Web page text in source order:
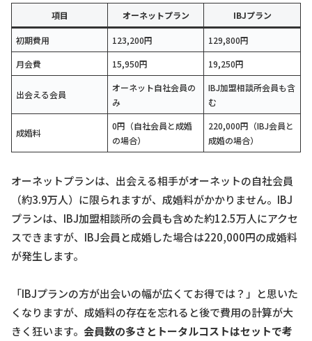
項目 オーネットプラン IBJプラン
初期費用 123,200円
129,800円
月会費
15,950円 19,250円
出会える会員
オーネット自社会員の
み
IBJ加盟相談所会員も含
む
成婚料
0円（自社会員と成婚
の場合）
220,000円（IBJ会員と
成婚の場合）
オーネットプランは、出会える相手がオーネットの自社会員
（約3.9万人）に限られますが、成婚料がかかりません。IBJ
プランは、IBJ加盟相談所の会員も含めた約12.5万人にアクセ
スできますが、IBJ会員と成婚した場合は220,000円の成婚料
が発生します。
「IBJプランの方が出会いの幅が広くてお得では？」と思いた
くなりますが、成婚料の存在を忘れると後で費用の計算が大
きく狂います。 会員数の多さとトータルコストはセットで考